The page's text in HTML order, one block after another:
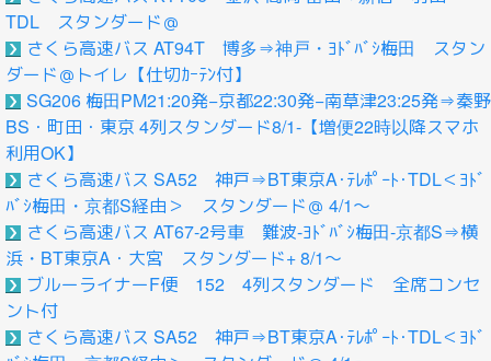
TDL スタンダード＠
さくら高速バス AT94T 博多⇒神戸・ﾖﾄﾞﾊﾞｼ梅田 スタン
ダード＠トイレ【仕切ｶｰﾃﾝ付】
SG206 梅田PM21:20発−京都22:30発−南草津23:25発⇒秦野
BS・町田・東京 4列スタンダード8/1-【増便22時以降スマホ
利用OK】
さくら高速バス SA52 神戸⇒BT東京A･ﾃﾚﾎﾟｰﾄ･TDL＜ﾖﾄﾞ
ﾊﾞｼ梅田・京都S経由＞ スタンダード＠ 4/1～
さくら高速バス AT67-2号車 難波-ﾖﾄﾞﾊﾞｼ梅田-京都S⇒横
浜・BT東京A・大宮 スタンダード+ 8/1～
ブルーライナーF便 152 4列スタンダード 全席コンセ
ント付
さくら高速バス SA52 神戸⇒BT東京A･ﾃﾚﾎﾟｰﾄ･TDL＜ﾖﾄﾞ